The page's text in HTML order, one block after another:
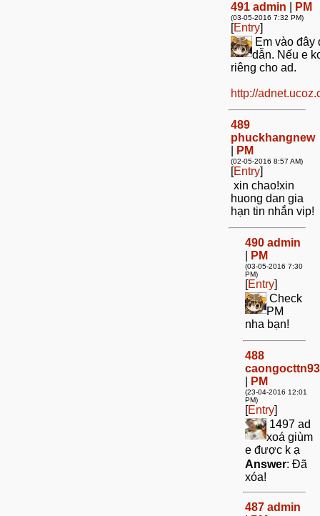
491 admin PM
(03-05-2016 7:32 PM)
[Entry]
Em vào
dẫn. Nếu e
riêng cho ad.
http://
489
phuckhangnew
PM
(02-05-2016 8:57 AM)
[Entry]
xin chao!xin
huong dan gia
hạn tin nhắn vip!
490 admin
PM
(03-05-2016 7:30
PM)
[Entry]
Check
PM
nha bạn!
488
caongocttn93
PM
(23-04-2016 12:01
PM)
[Entry]
1497 ad
xoá giùm
e được k ạ
Answer: Đã
xóa!
487 admin